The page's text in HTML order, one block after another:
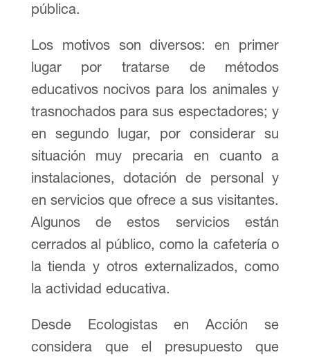
pública.
Los motivos son diversos: en primer
lugar por tratarse de métodos
educativos nocivos para los animales y
trasnochados para sus espectadores; y
en segundo lugar, por considerar su
situación muy precaria en cuanto a
instalaciones, dotación de personal y
en servicios que ofrece a sus visitantes.
Algunos de estos servicios están
cerrados al público, como la cafetería o
la tienda y otros externalizados, como
la actividad educativa.
Desde Ecologistas en Acción se
considera que el presupuesto que